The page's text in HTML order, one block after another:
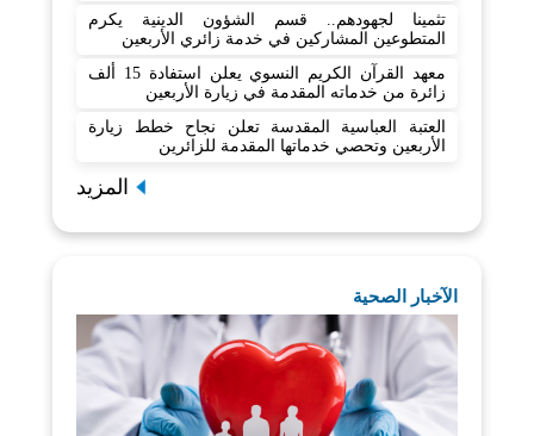
تثمينا لجهودهم.. قسم الشؤون الدينية يكرم
المتطوعين المشاركين في خدمة زائري الأربعين
معهد القرآن الكريم النسوي يعلن استفادة 15 ألف
زائرة من خدماته المقدمة في زيارة الأربعين
العتبة العباسية المقدسة تعلن نجاح خطط زيارة
الأربعين وتحصي خدماتها المقدمة للزائرين
المزيد
الآخبار الصحية